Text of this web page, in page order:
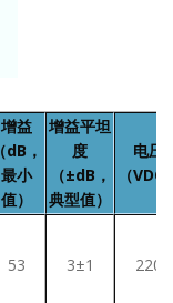
增益
（dB，
最小
值）
增益平坦
度
（±dB，
典型值）
电压
（VDC
53 3±1 220